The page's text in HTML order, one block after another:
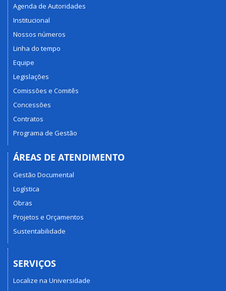
Agenda de Autoridades
Institucional
Nossos números
Linha do tempo
Equipe
Legislações
Comissões e Comitês
Concessões
Contratos
Programa de Gestão
ÁREAS DE ATENDIMENTO
Gestão Documental
Logística
Obras
Projetos e Orçamentos
Sustentabilidade
SERVIÇOS
Localize na Universidade